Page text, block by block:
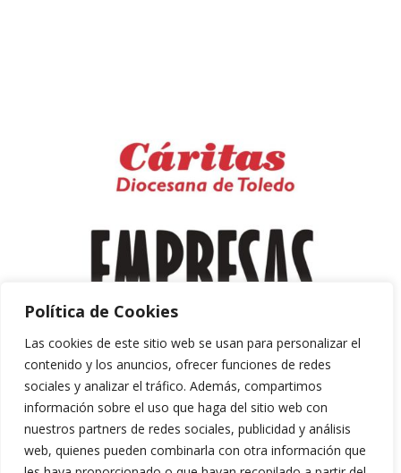
Política de Cookies
Las cookies de este sitio web se usan para personalizar el
contenido y los anuncios, ofrecer funciones de redes
sociales y analizar el tráfico. Además, compartimos
información sobre el uso que haga del sitio web con
nuestros partners de redes sociales, publicidad y análisis
web, quienes pueden combinarla con otra información que